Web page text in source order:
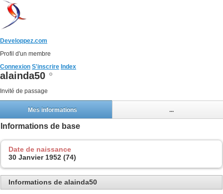
Developpez.com
Profil d'un membre
Connexion S'inscrire Index
alainda50
Invité de passage
Mes informations ...
Informations de base
Date de naissance
30 Janvier 1952 (74)
Informations de alainda50